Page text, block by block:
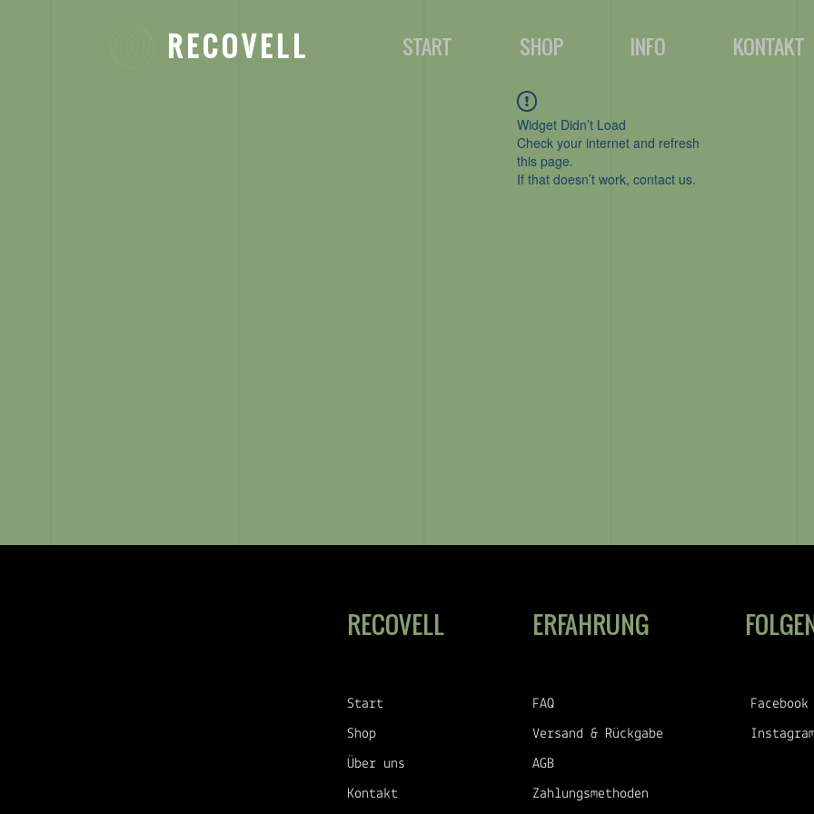
R E C O V E L L START SHOP INFO KONTAKT
Widget Didn’t Load
Check your internet and refresh
this page.
If that doesn’t work, contact us.
RECOVELL
Start
Shop
Über uns
Kontakt
ERFAHRUNG
FAQ
Versand & Rückgabe
AGB
Zahlungsmethoden
Facebook